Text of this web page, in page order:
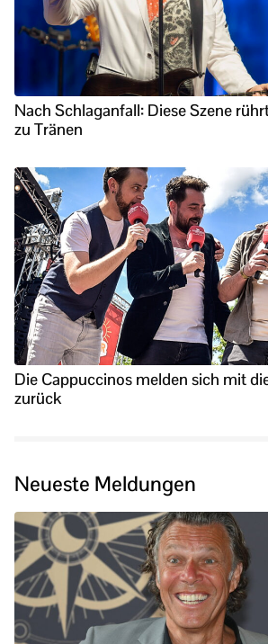
Nach Schlaganfall: Diese Szene
zu Tränen
Die Cappuccinos melden sich mit
zurück
Neueste Meldungen